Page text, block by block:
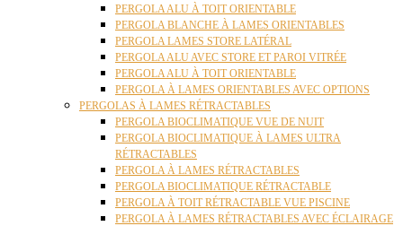
PERGOLA ALU À TOIT ORIENTABLE
PERGOLA BLANCHE À LAMES ORIENTABLES
PERGOLA LAMES STORE LATÉRAL
PERGOLA ALU AVEC STORE ET PAROI VITRÉE
PERGOLA ALU À TOIT ORIENTABLE
PERGOLA À LAMES ORIENTABLES AVEC OPTIONS
PERGOLAS À LAMES RÉTRACTABLES
PERGOLA BIOCLIMATIQUE VUE DE NUIT
PERGOLA BIOCLIMATIQUE À LAMES ULTRA
RÉTRACTABLES
PERGOLA À LAMES RÉTRACTABLES
PERGOLA BIOCLIMATIQUE RÉTRACTABLE
PERGOLA À TOIT RÉTRACTABLE VUE PISCINE
PERGOLA À LAMES RÉTRACTABLES AVEC ÉCLAIRAGE